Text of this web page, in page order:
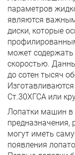
параметров
являются
диски, которые
может
скоростью.
до сотен тысяч
Ст.30ХГСА или
Лопатки машин в
предназначения,
могут иметь
появления